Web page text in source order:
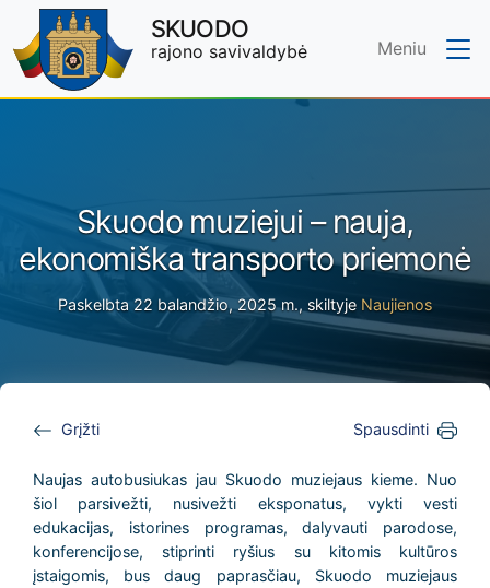
Skip to main content
SKUODO
rajono savivaldybė Meniu
Skuodo muziejui – nauja,
ekonomiška transporto priemonė
Paskelbta 22 balandžio, 2025 m., skiltyje Naujienos
Grįžti Spausdinti
Naujas autobusiukas jau Skuodo muziejaus kieme. Nuo
šiol parsivežti, nusivežti eksponatus, vykti vesti
edukacijas, istorines programas, dalyvauti parodose,
konferencijose, stiprinti ryšius su kitomis kultūros
įstaigomis, bus daug paprasčiau, Skuodo muziejaus